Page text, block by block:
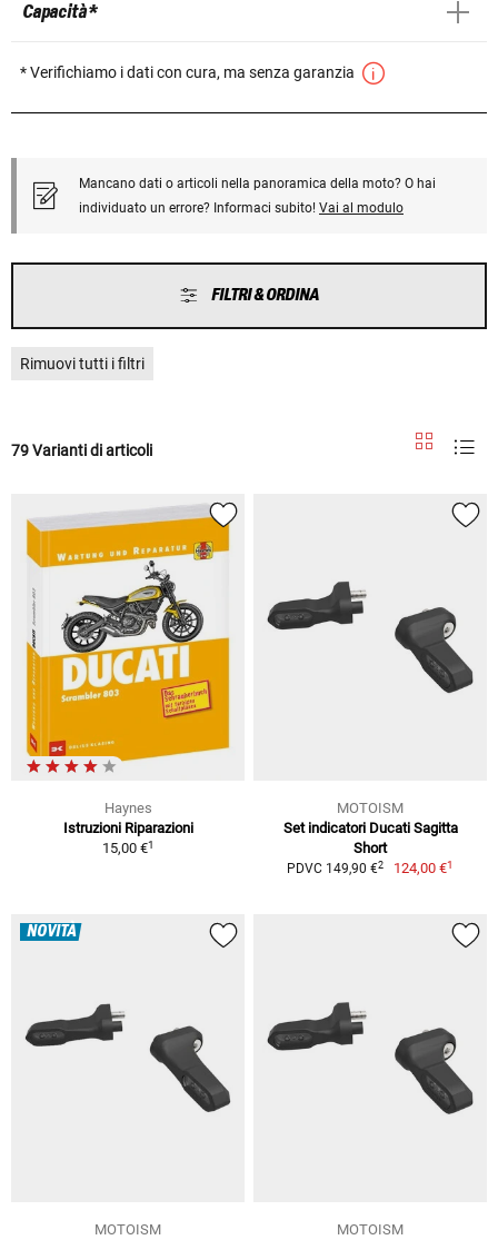
Capacità *
* Verifichiamo i dati con cura, ma senza garanzia
Mancano dati o articoli nella panoramica della moto? O hai
individuato un errore? Informaci subito! Vai al modulo
FILTRI & ORDINA
Rimuovi tutti i filtri
79 Varianti di articoli
Haynes
Istruzioni Riparazioni
15,00 €1
MOTOISM
Set indicatori Ducati Sagitta
Short
PDVC 149,90 €2 124,00 €1
NOVITÀ
MOTOISM
MOTOISM